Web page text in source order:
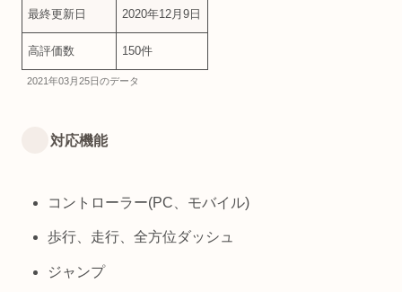
最終更新日 2020年12月9日
高評価数 150件
2021年03月25日のデータ
対応機能
コントローラー(PC、モバイル)
歩行、走行、全方位ダッシュ
ジャンプ